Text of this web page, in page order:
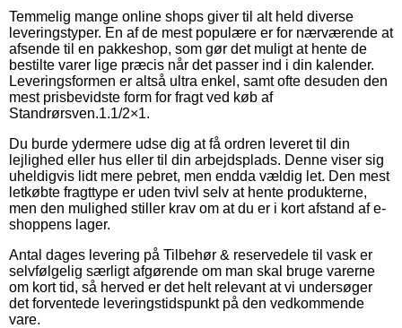
Temmelig mange online shops giver til alt held diverse
leveringstyper. En af de mest populære er for nærværende at
afsende til en pakkeshop, som gør det muligt at hente de
bestilte varer lige præcis når det passer ind i din kalender.
Leveringsformen er altså ultra enkel, samt ofte desuden den
mest prisbevidste form for fragt ved køb af
Standrørsven.1.1/2×1.
Du burde ydermere udse dig at få ordren leveret til din
lejlighed eller hus eller til din arbejdsplads. Denne viser sig
uheldigvis lidt mere pebret, men endda vældig let. Den mest
letkøbte fragttype er uden tvivl selv at hente produkterne,
men den mulighed stiller krav om at du er i kort afstand af e-
shoppens lager.
Antal dages levering på Tilbehør & reservedele til vask er
selvfølgelig særligt afgørende om man skal bruge varerne
om kort tid, så herved er det helt relevant at vi undersøger
det forventede leveringstidspunkt på den vedkommende
vare.